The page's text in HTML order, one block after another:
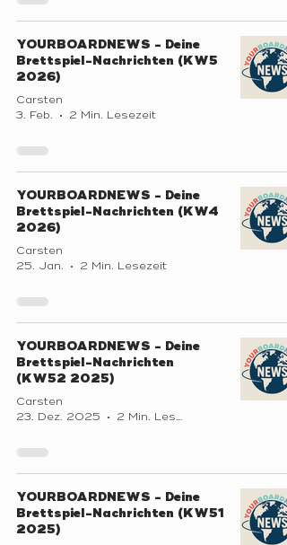
YOURBOARDNEWS - Deine
Brettspiel-Nachrichten (KW5
2026)
Carsten
3. Feb.
2 Min. Lesezeit
YOURBOARDNEWS - Deine
Brettspiel-Nachrichten (KW4
2026)
Carsten
25. Jan.
2 Min. Lesezeit
YOURBOARDNEWS - Deine
Brettspiel-Nachrichten
(KW52 2025)
Carsten
23. Dez. 2025
2 Min. Lesezeit
YOURBOARDNEWS - Deine
Brettspiel-Nachrichten (KW51
2025)